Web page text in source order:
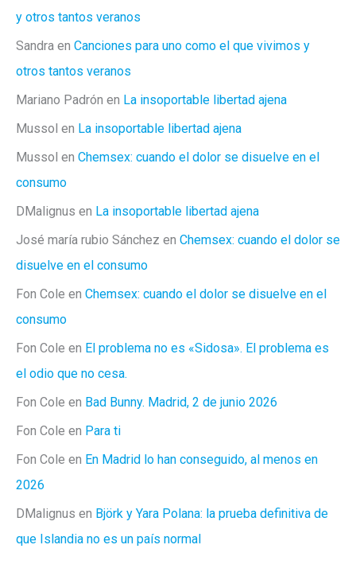
y otros tantos veranos
Sandra en Canciones para uno como el que vivimos y
otros tantos veranos
Mariano Padrón en La insoportable libertad ajena
Mussol en La insoportable libertad ajena
Mussol en Chemsex: cuando el dolor se disuelve en el
consumo
DMalignus en La insoportable libertad ajena
José maría rubio Sánchez en Chemsex: cuando el dolor se
disuelve en el consumo
Fon Cole en Chemsex: cuando el dolor se disuelve en el
consumo
Fon Cole en El problema no es «Sidosa». El problema es
el odio que no cesa.
Fon Cole en Bad Bunny. Madrid, 2 de junio 2026
Fon Cole en Para ti
Fon Cole en En Madrid lo han conseguido, al menos en
2026
DMalignus en Björk y Yara Polana: la prueba definitiva de
que Islandia no es un país normal